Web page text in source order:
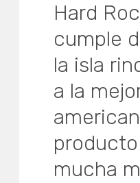
Hard
cumple
la isla
a la
mucha